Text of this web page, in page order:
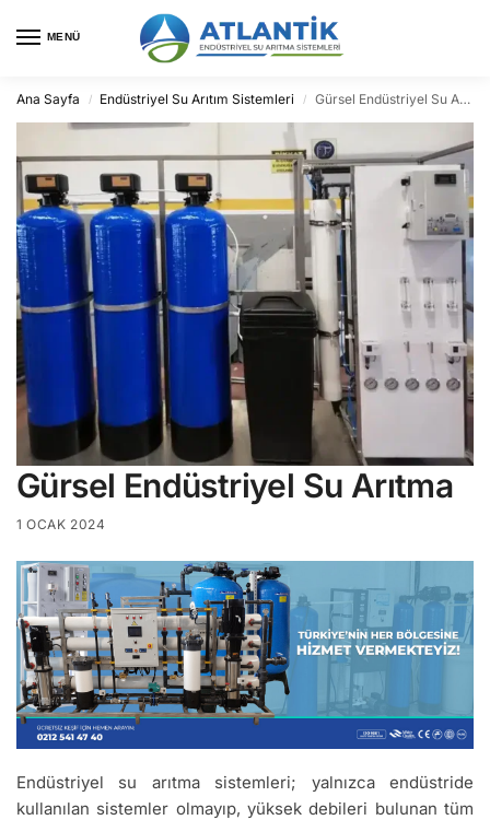
MENÜ
Ana Sayfa / Endüstriyel Su Arıtım Sistemleri / Gürsel Endüstriyel Su Arıtma
Gürsel Endüstriyel Su Arıtma
1 OCAK 2024
Endüstriyel su arıtma sistemleri; yalnızca endüstride
kullanılan sistemler olmayıp, yüksek debileri bulunan tüm